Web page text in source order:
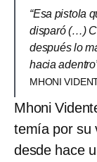
“Esa pistola
disparó (…)
después lo
hacia
MHONI
Mhoni
temía por su
desde hace